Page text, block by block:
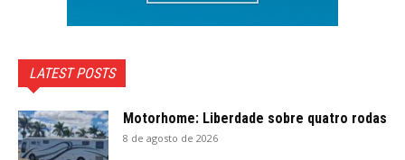
LATEST POSTS
Motorhome: Liberdade sobre quatro rodas
8 de agosto de 2026